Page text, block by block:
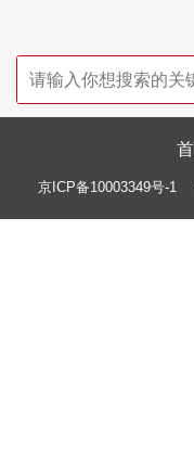
京ICP备10003349号-1